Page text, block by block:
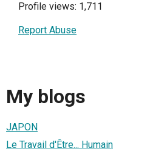
Profile views: 1,711
Report Abuse
My blogs
JAPON
Le Travail d'Être... Humain